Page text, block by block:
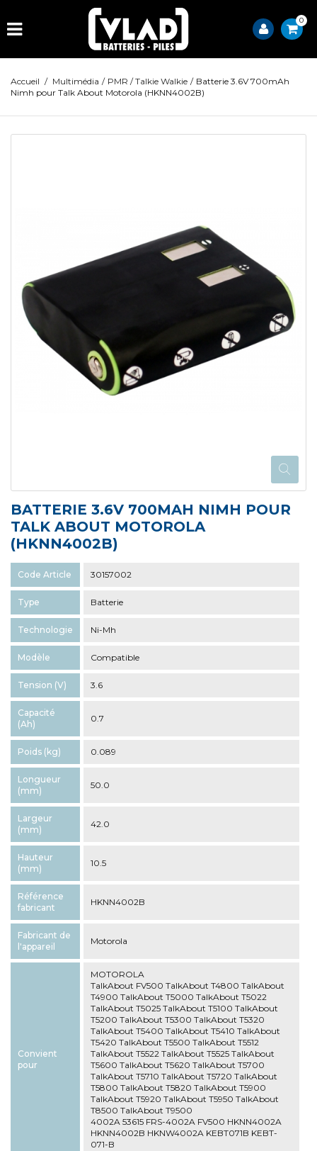
0
Accueil / Multimédia / PMR / Talkie Walkie / Batterie 3.6V 700mAh
Nimh pour Talk About Motorola (HKNN4002B)
BATTERIE 3.6V 700MAH NIMH POUR
TALK ABOUT MOTOROLA
(HKNN4002B)
Code Article 30157002
Type Batterie
Technologie Ni-Mh
Modèle Compatible
Tension (V) 3.6
Capacité
(Ah)
0.7
Poids (kg) 0.089
Longueur
(mm)
50.0
Largeur
(mm)
42.0
Hauteur
(mm)
10.5
Référence
fabricant
HKNN4002B
Fabricant de
l'appareil
Motorola
Convient
pour
MOTOROLA
TalkAbout FV500 TalkAbout T4800 TalkAbout
T4900 TalkAbout T5000 TalkAbout T5022
TalkAbout T5025 TalkAbout T5100 TalkAbout
T5200 TalkAbout T5300 TalkAbout T5320
TalkAbout T5400 TalkAbout T5410 TalkAbout
T5420 TalkAbout T5500 TalkAbout T5512
TalkAbout T5522 TalkAbout T5525 TalkAbout
T5600 TalkAbout T5620 TalkAbout T5700
TalkAbout T5710 TalkAbout T5720 TalkAbout
T5800 TalkAbout T5820 TalkAbout T5900
TalkAbout T5920 TalkAbout T5950 TalkAbout
T8500 TalkAbout T9500
4002A 53615 FRS-4002A FV500 HKNN4002A
HKNN4002B HKNW4002A KEBT071B KEBT-
071-B